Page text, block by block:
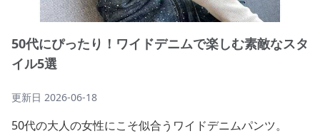
50代にぴったり！ワイドデニムで楽しむ素敵なスタ
イル5選
更新日 2026-06-18
50代の大人の女性にこそ似合うワイドデニムパンツ。